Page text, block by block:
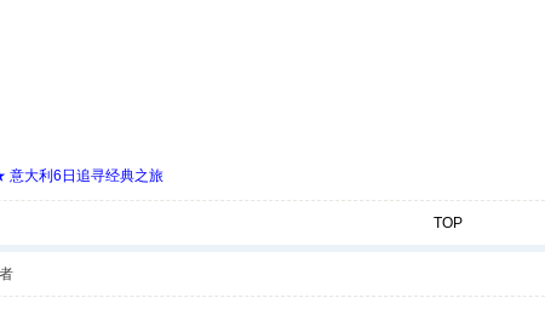
大利6日追寻经典之旅
TOP